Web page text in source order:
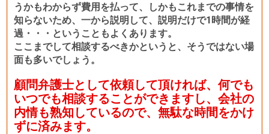
うかもわからず費用を払って、しかもこれまでの事情を
知らないため、一から説明して、説明だけで1時間が経
過・・・ということもよくあります。
ここまでして相談するべきかというと、そうではない場
面も多いでしょう。
顧問弁護士として依頼して頂ければ、何でも
いつでも相談することができますし、会社の
内情も熟知しているので、無駄な時間をかけ
ずに済みます。